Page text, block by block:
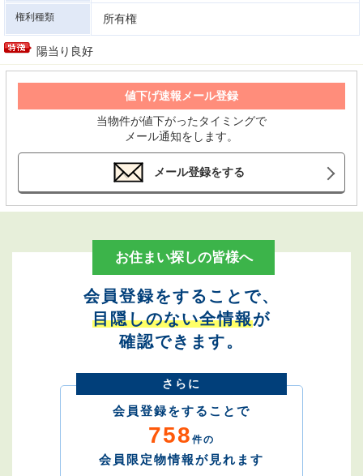
権利種類 所有権
陽当り良好
値下げ速報メール登録
当物件が値下がったタイミングで
メール通知をします。
メール登録をする
お住まい探しの皆様へ
会員登録をすることで、
目隠しのない全情報が
確認できます。
さらに
会員登録をすることで
758 件の
会員限定物情報が見れます